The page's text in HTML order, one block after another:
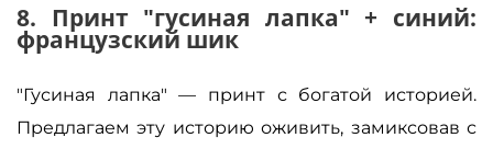
8. Принт "гусиная лапка" + синий:
французский шик
"Гусиная лапка" — принт с богатой историей.
Предлагаем эту историю оживить, замиксовав с